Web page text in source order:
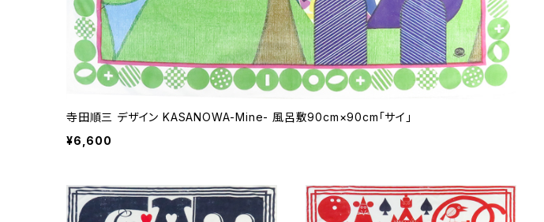
寺田順三 デザイン KASANOWA-Mine- 風呂敷90cm×90cm「サイ」
¥6,600